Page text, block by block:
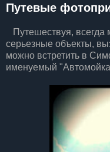
Путевые
Путешествуя, всегда
серьезные объекты,
можно встретить в
именуемый